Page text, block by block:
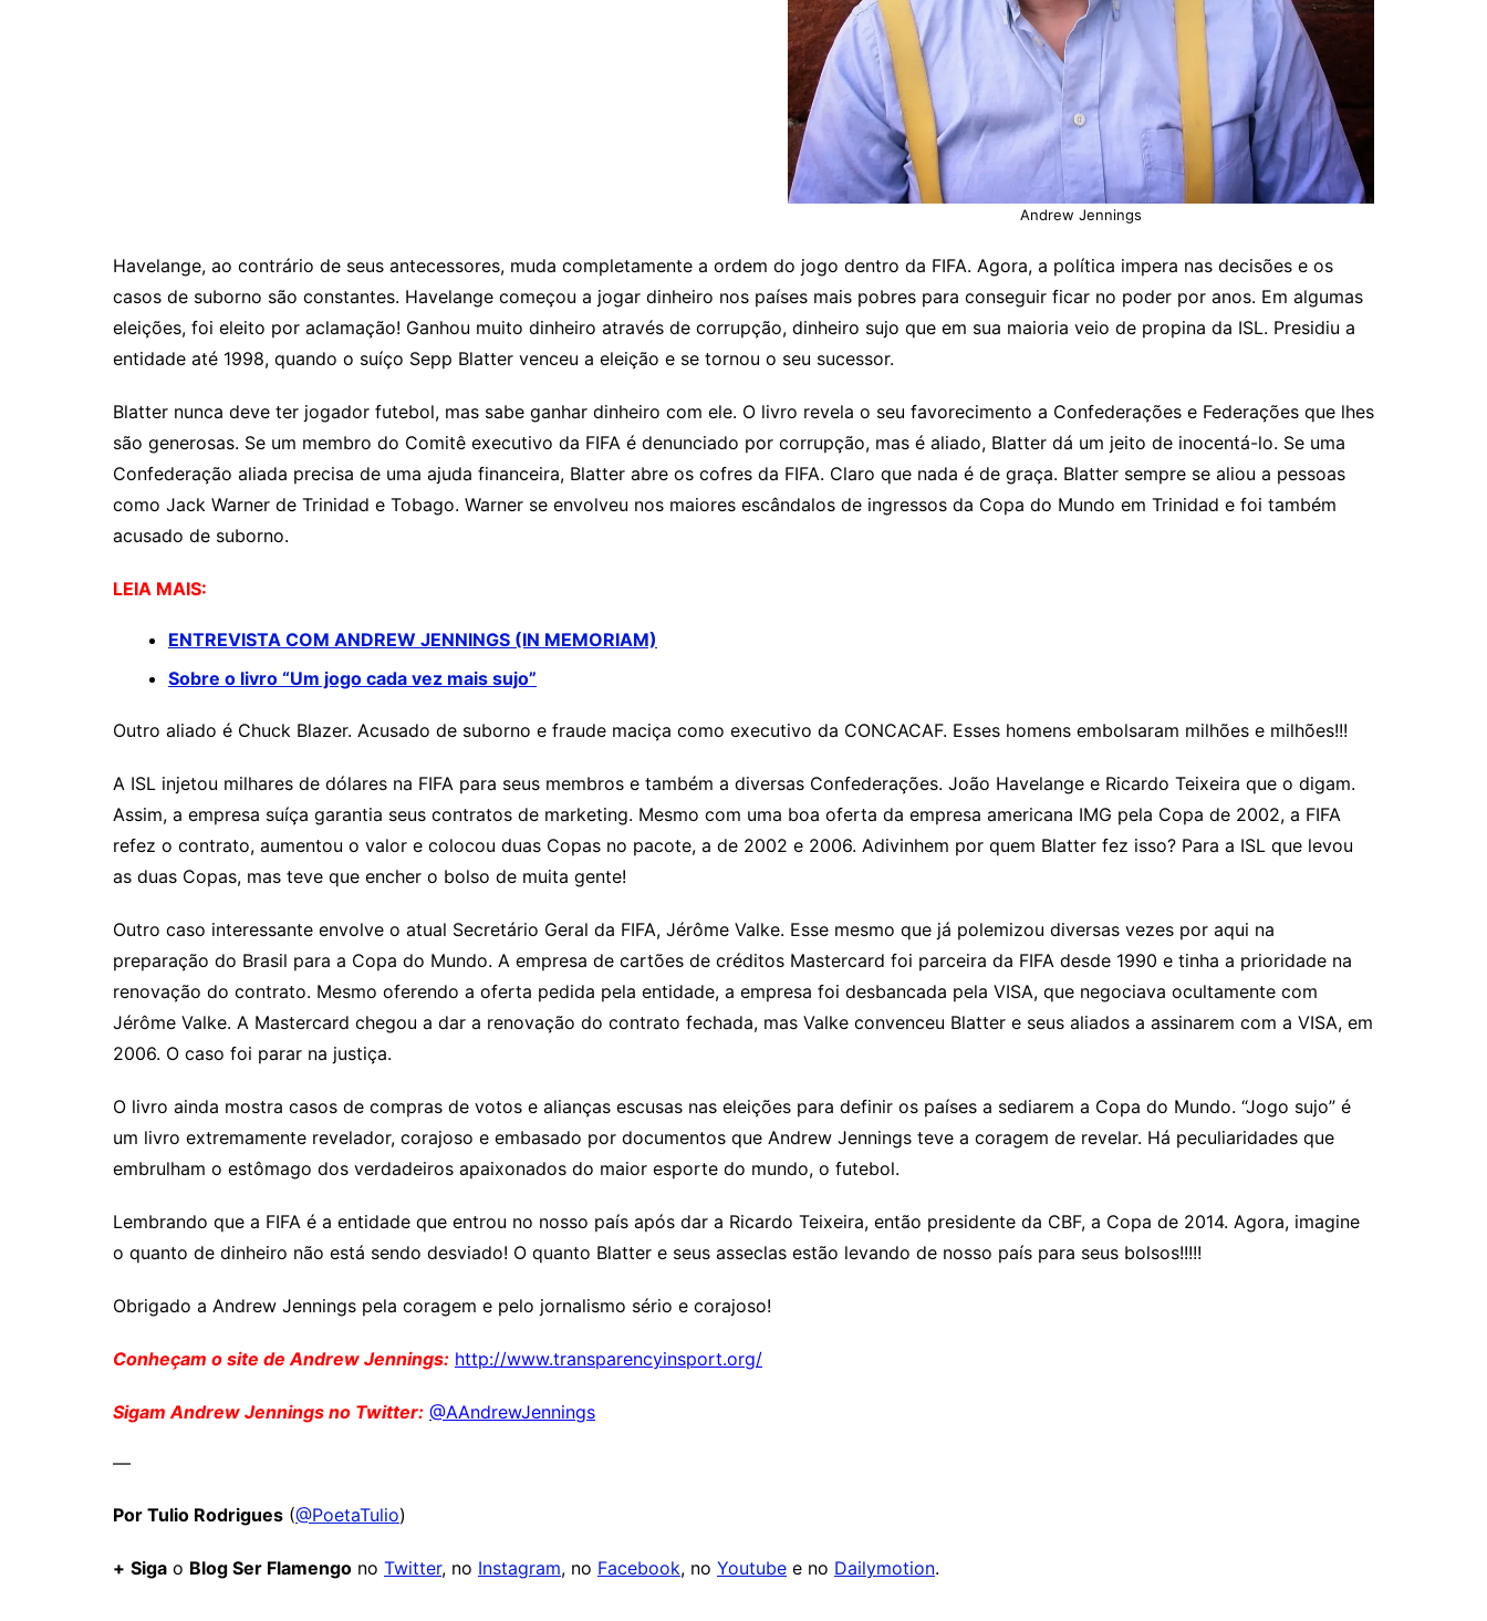
Andrew Jennings
Havelange, ao contrário de seus antecessores, muda completamente a ordem do jogo dentro da FIFA. Agora, a política impera nas decisões e os
casos de suborno são constantes. Havelange começou a jogar dinheiro nos países mais pobres para conseguir ficar no poder por anos. Em algumas
eleições, foi eleito por aclamação! Ganhou muito dinheiro através de corrupção, dinheiro sujo que em sua maioria veio de propina da ISL. Presidiu a
entidade até 1998, quando o suíço Sepp Blatter venceu a eleição e se tornou o seu sucessor.
Blatter nunca deve ter jogador futebol, mas sabe ganhar dinheiro com ele. O livro revela o seu favorecimento a Confederações e Federações que lhes
são generosas. Se um membro do Comitê executivo da FIFA é denunciado por corrupção, mas é aliado, Blatter dá um jeito de inocentá-lo. Se uma
Confederação aliada precisa de uma ajuda financeira, Blatter abre os cofres da FIFA. Claro que nada é de graça. Blatter sempre se aliou a pessoas
como Jack Warner de Trinidad e Tobago. Warner se envolveu nos maiores escândalos de ingressos da Copa do Mundo em Trinidad e foi também
acusado de suborno.
LEIA MAIS:
ENTREVISTA COM ANDREW JENNINGS (IN MEMORIAM)
Sobre o livro “Um jogo cada vez mais sujo”
Outro aliado é Chuck Blazer. Acusado de suborno e fraude maciça como executivo da CONCACAF. Esses homens embolsaram milhões e milhões!!!
A ISL injetou milhares de dólares na FIFA para seus membros e também a diversas Confederações. João Havelange e Ricardo Teixeira que o digam.
Assim, a empresa suíça garantia seus contratos de marketing. Mesmo com uma boa oferta da empresa americana IMG pela Copa de 2002, a FIFA
refez o contrato, aumentou o valor e colocou duas Copas no pacote, a de 2002 e 2006. Adivinhem por quem Blatter fez isso? Para a ISL que levou
as duas Copas, mas teve que encher o bolso de muita gente!
Outro caso interessante envolve o atual Secretário Geral da FIFA, Jérôme Valke. Esse mesmo que já polemizou diversas vezes por aqui na
preparação do Brasil para a Copa do Mundo. A empresa de cartões de créditos Mastercard foi parceira da FIFA desde 1990 e tinha a prioridade na
renovação do contrato. Mesmo oferendo a oferta pedida pela entidade, a empresa foi desbancada pela VISA, que negociava ocultamente com
Jérôme Valke. A Mastercard chegou a dar a renovação do contrato fechada, mas Valke convenceu Blatter e seus aliados a assinarem com a VISA, em
2006. O caso foi parar na justiça.
O livro ainda mostra casos de compras de votos e alianças escusas nas eleições para definir os países a sediarem a Copa do Mundo. “Jogo sujo” é
um livro extremamente revelador, corajoso e embasado por documentos que Andrew Jennings teve a coragem de revelar. Há peculiaridades que
embrulham o estômago dos verdadeiros apaixonados do maior esporte do mundo, o futebol.
Lembrando que a FIFA é a entidade que entrou no nosso país após dar a Ricardo Teixeira, então presidente da CBF, a Copa de 2014. Agora, imagine
o quanto de dinheiro não está sendo desviado! O quanto Blatter e seus asseclas estão levando de nosso país para seus bolsos!!!!!
Obrigado a Andrew Jennings pela coragem e pelo jornalismo sério e corajoso!
Conheçam o site de Andrew Jennings: http://www.transparencyinsport.org/
Sigam Andrew Jennings no Twitter: @AAndrewJennings
—
Por Tulio Rodrigues (@PoetaTulio)
+ Siga o Blog Ser Flamengo no Twitter, no Instagram, no Facebook, no Youtube e no Dailymotion.